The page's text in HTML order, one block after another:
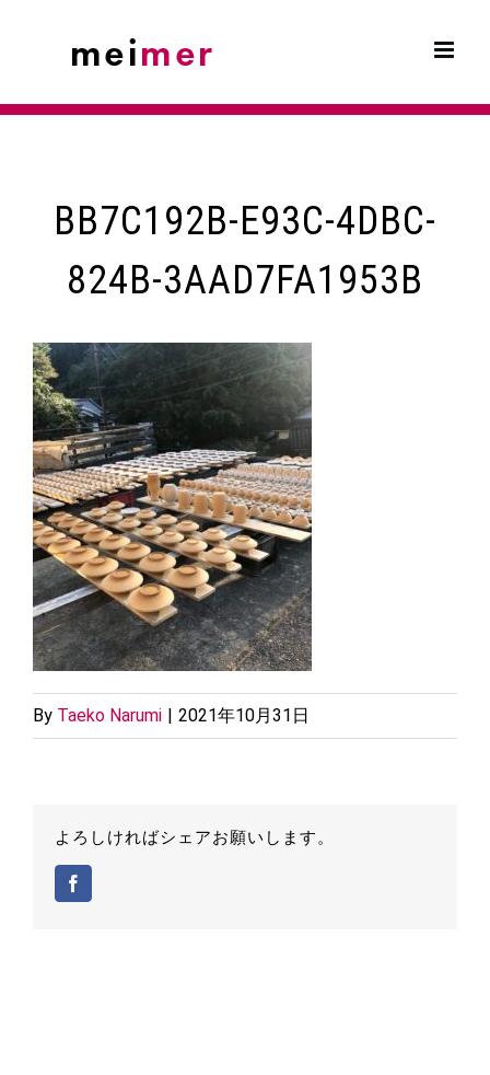
BB7C192B-E93C-4DBC-
824B-3AAD7FA1953B
By Taeko Narumi | 2021年10月31日
よろしければシェアお願いします。